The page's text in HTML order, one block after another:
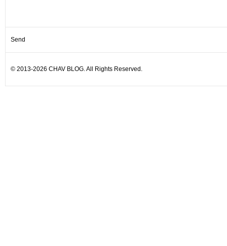
© 2013-2026 CHAV BLOG. All Rights Reserved.